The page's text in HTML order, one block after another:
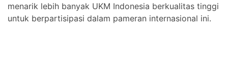
menarik lebih banyak UKM Indonesia berkualitas tinggi
untuk berpartisipasi dalam pameran internasional ini.